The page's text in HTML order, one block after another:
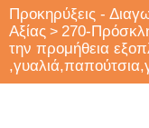
Προκηρύξεις -
Αξίας > 270-
την προμήθεια